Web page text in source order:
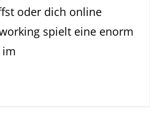
oder dich online
spielt eine enorm
im